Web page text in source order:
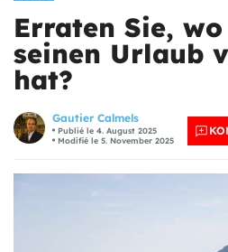
Erraten Sie,
seinen Urlaub
hat?
Gautier Calmels
Publié le 4. August 2025
Modifié le 5. November 2025